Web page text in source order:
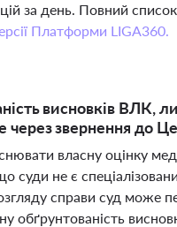
за день. Повний
Платформи LIGA360.
висновків ВЛК,
звернення до
власну оцінку
суди не є
справи суд може